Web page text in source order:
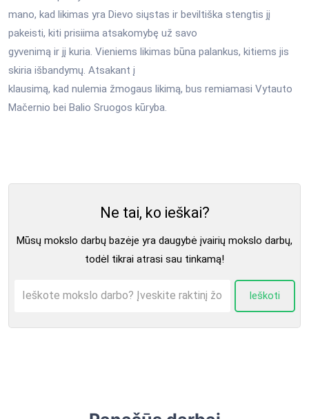
mano, kad likimas yra Dievo siųstas ir beviltiška stengtis jį
pakeisti, kiti prisiima atsakomybę už savo
gyvenimą ir jį kuria. Vieniems likimas būna palankus, kitiems jis
skiria išbandymų. Atsakant į
klausimą, kad nulemia žmogaus likimą, bus remiamasi Vytauto
Mačernio bei Balio Sruogos kūryba.
Ne tai, ko ieškai?
Mūsų mokslo darbų bazėje yra daugybė įvairių mokslo darbų,
todėl tikrai atrasi sau tinkamą!
Ieškoti